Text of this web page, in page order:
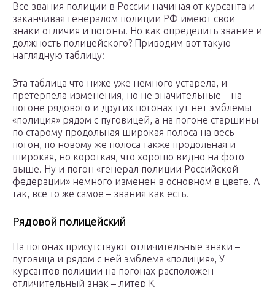
Все звания полиции в России начиная от курсанта и
заканчивая генералом полиции РФ имеют свои
знаки отличия и погоны. Но как определить звание и
должность полицейского? Приводим вот такую
наглядную таблицу:
Эта таблица что ниже уже немного устарела, и
претерпела изменения, но не значительные – на
погоне рядового и других погонах тут нет эмблемы
«полиция» рядом с пуговицей, а на погоне старшины
по старому продольная широкая полоса на весь
погон, по новому же полоса также продольная и
широкая, но короткая, что хорошо видно на фото
выше. Ну и погон «генерал полиции Российской
федерации» немного изменен в основном в цвете. А
так, все то же самое – звания как есть.
Рядовой полицейский
На погонах присутствуют отличительные знаки –
пуговица и рядом с ней эмблема «полиция», У
курсантов полиции на погонах расположен
отличительный знак – литер К